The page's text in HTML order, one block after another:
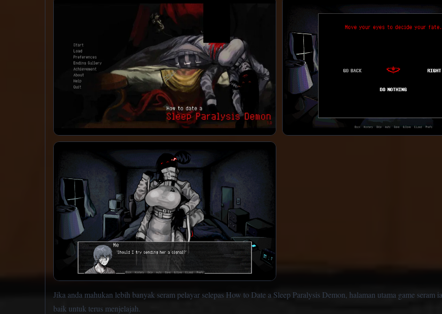
Jika anda mahukan lebih banyak seram pelayar selepas How to Date a Sleep Paralysis Demon, halaman utama game seram
baik untuk terus menjelajah.